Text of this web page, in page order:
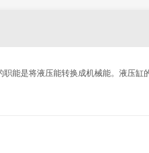
能是将液压能转换成机械能。液压缸